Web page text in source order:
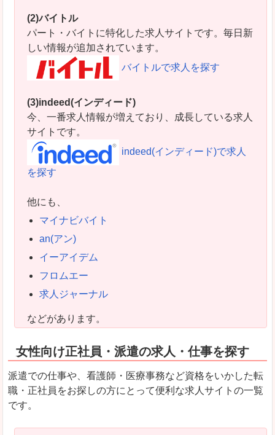
(2)バイトル
パート・バイトに特化した求人サイトです。毎日新
しい情報が追加されています。
バイトルで求人を探す
(3)indeed(インディード)
今、一番求人情報が増えており、成長している求人
サイトです。
indeed(インディード)で求人
を探す
他にも、
マイナビバイト
an(アン)
イーアイデム
フロムエー
求人ジャーナル
などがあります。
女性向け正社員・派遣の求人・仕事を探す
派遣での仕事や、看護師・医療事務など資格をいかした転
職・正社員をお探しの方にとって便利な求人サイトの一覧
です。